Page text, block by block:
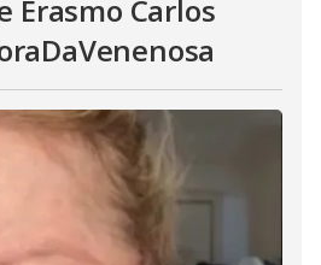
Erasmo Carlos